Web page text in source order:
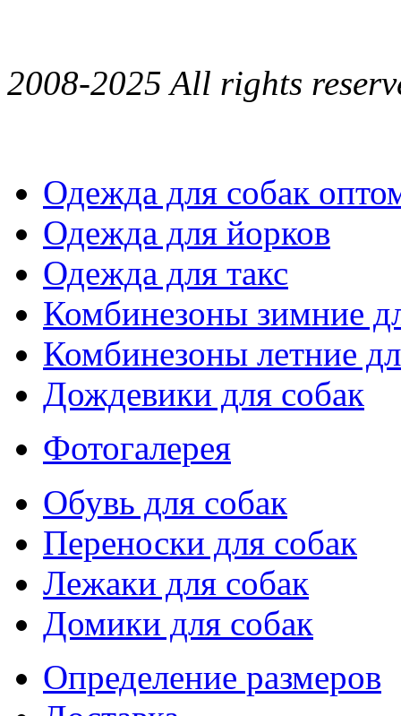
2008-2025 All rights
Одежда для собак
Одежда для йорков
Одежда для такс
Комбинезоны зимние
Комбинезоны летние
Дождевики для собак
Фотогалерея
Обувь для собак
Переноски для собак
Лежаки для собак
Домики для собак
Определение размеров